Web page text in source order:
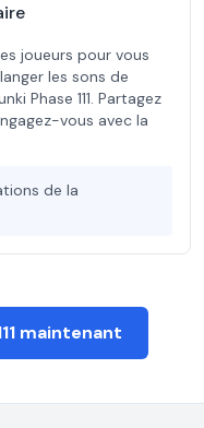
joueurs pour vous
les sons de
Phase 111. Partagez
vous avec la
de la
maintenant